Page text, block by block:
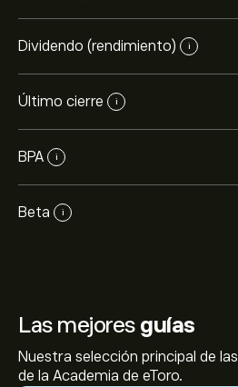
Dividendo (rendimiento) i
Último cierre i
BPA i
Beta i
Las mejores guías
Nuestra selección principal de
de la Academia de eToro.